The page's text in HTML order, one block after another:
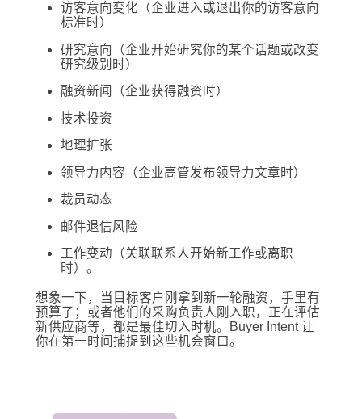
访客意向变化（企业进入或退出你的访客意向
标准时）
研究意向（企业开始研究你的某个话题或改变
研究级别时）
融资新闻（企业获得融资时）
技术投资
地理扩张
领导力内容（企业高管发布领导力文章时）
裁员动态
邮件退信风险
工作变动（关联联系人开始新工作或离职
时）。
想象一下，当目标客户刚拿到新一轮融资，手里有
预算了；或者他们的采购负责人刚入职，正在评估
新供应商等，都是最佳切入时机。Buyer Intent 让
你在第一时间捕捉到这些机会窗口。